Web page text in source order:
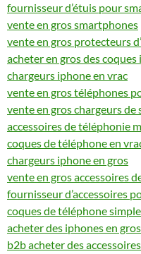
fournisseur d’étuis pour
vente en gros smartphones
vente en gros protecteurs
acheter en gros des coques
chargeurs iphone en vrac
vente en gros téléphones
vente en gros chargeurs
accessoires de téléphonie
coques de téléphone en
chargeurs iphone en gros
vente en gros accessoires
fournisseur d’accessoires
coques de téléphone
acheter des iphones en gros
b2b acheter des